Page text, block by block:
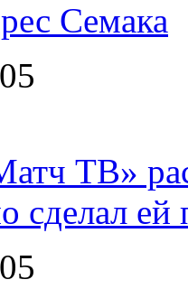
Семака
ТВ»
сделал ей